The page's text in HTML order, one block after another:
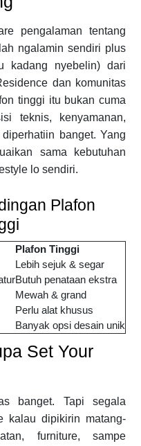
pengalaman tentang
ngalamin sendiri plus
kadang nyebelin) dari
dan komunitas
tinggi itu bukan cuma
teknis, kenyamanan,
banget. Yang
sama kebutuhan
lo sendiri.
Plafon
Plafon Tinggi
Lebih sejuk & segar
Butuh penataan ekstra
Mewah & grand
Perlu alat khusus
Banyak opsi desain unik
Set Your
banget. Tapi segala
kalau dipikirin matang-
furniture, sampe